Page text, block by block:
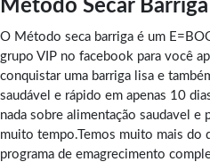
Método Secar Barriga
O Método seca barriga é um
grupo VIP no facebook para você
conquistar uma barriga lisa e
saudável e rápido em apenas 10
nada sobre alimentação saudavel e
muito tempo.Temos muito mais do
programa de emagrecimento